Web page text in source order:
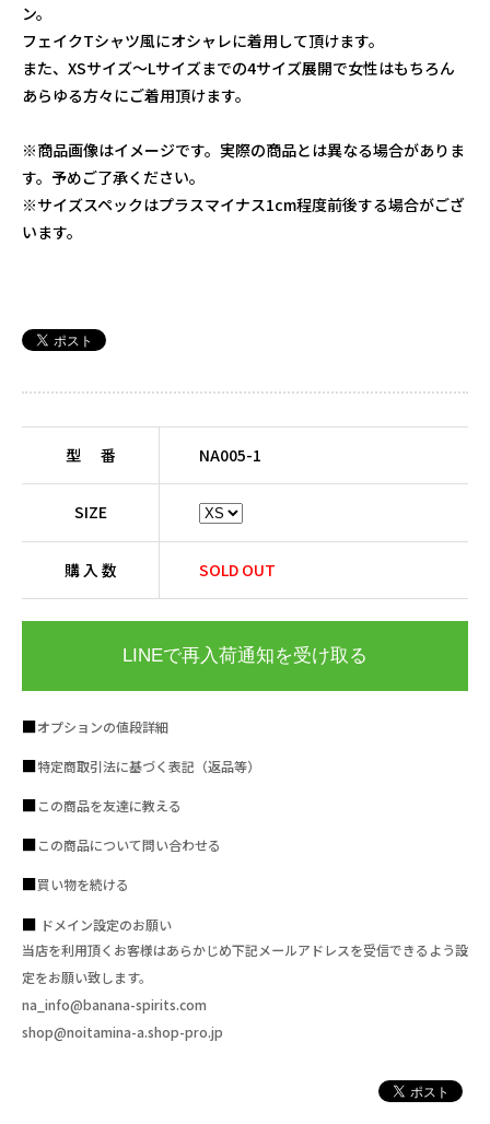
ン。
フェイクTシャツ風にオシャレに着用して頂けます。
また、XSサイズ～Lサイズまでの4サイズ展開で女性はもちろん
あらゆる方々にご着用頂けます。
※商品画像はイメージです。実際の商品とは異なる場合がありま
す。予めご了承ください。
※サイズスペックはプラスマイナス1cm程度前後する場合がござ
います。
型 番 NA005-1
SIZE
購 入 数 SOLD OUT
LINEで再入荷通知を受け取る
オプションの値段詳細
特定商取引法に基づく表記（返品等）
この商品を友達に教える
この商品について問い合わせる
買い物を続ける
ドメイン設定のお願い
当店を利用頂くお客様はあらかじめ下記メールアドレスを受信できるよう設
定をお願い致します。
na_info@banana-spirits.com
shop@noitamina-a.shop-pro.jp